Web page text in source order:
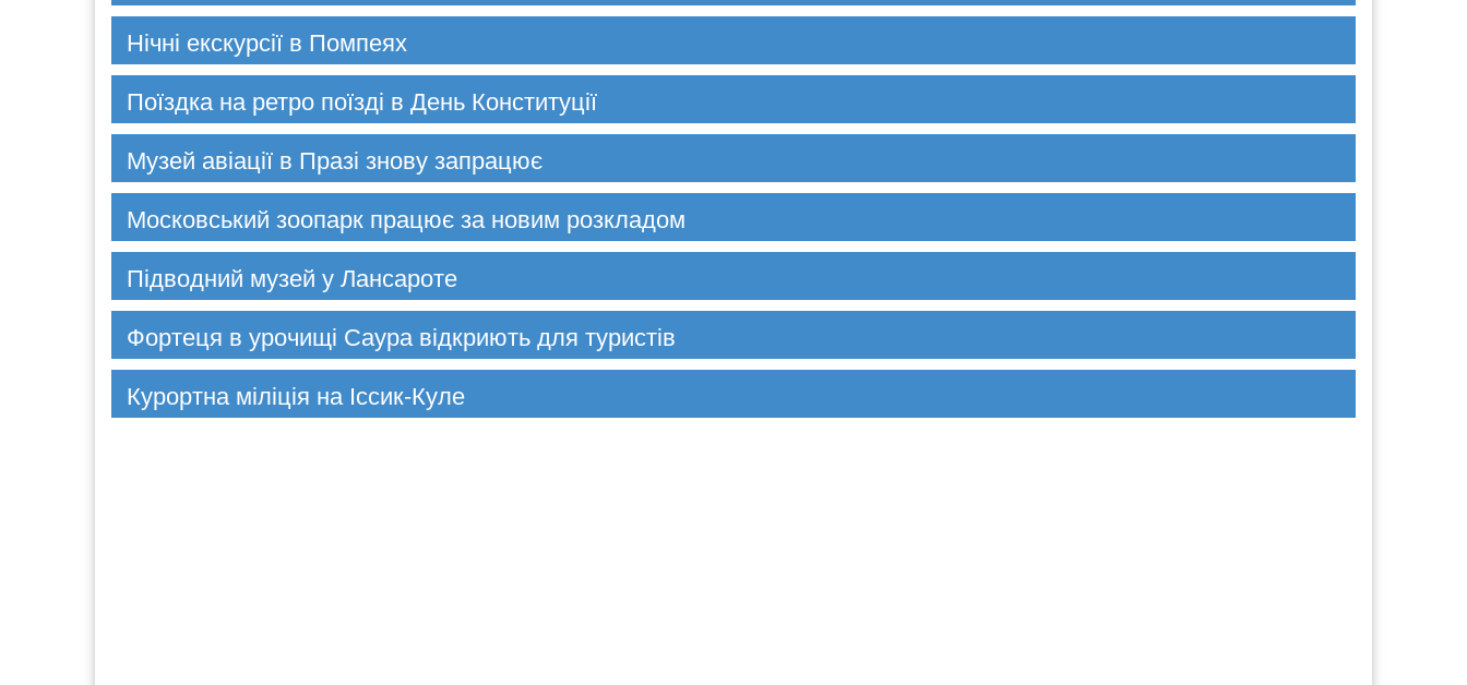
Нічні екскурсії в Помпеях
Поїздка на ретро поїзді в День Конституції
Музей авіації в Празі знову запрацює
Московський зоопарк працює за новим розкладом
Підводний музей у Лансароте
Фортеця в урочищі Саура відкриють для туристів
Курортна міліція на Іссик-Куле